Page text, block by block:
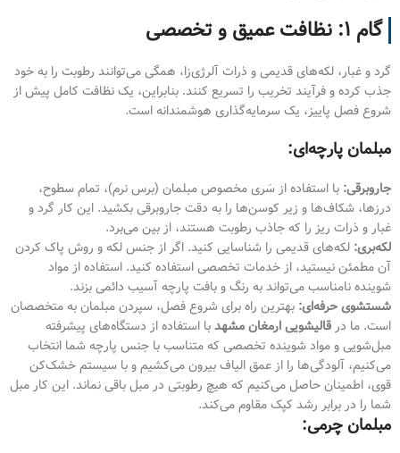
گام ۱: نظافت عمیق و تخصصی
گرد و غبار، لکه‌های قدیمی و ذرات آلرژی‌زا، همگی می‌توانند رطوبت را به خود
جذب کرده و فرآیند تخریب را تسریع کنند. بنابراین، یک نظافت کامل پیش از
شروع فصل پاییز، یک سرمایه‌گذاری هوشمندانه است.
مبلمان پارچه‌ای:
جاروبرقی: با استفاده از سَری مخصوص مبلمان (برس نرم)، تمام سطوح،
درزها، شکاف‌ها و زیر کوسن‌ها را به دقت جاروبرقی بکشید. این کار گرد و
غبار و ذرات ریز را که جاذب رطوبت هستند، از بین می‌برد.
لکه‌بری: لکه‌های قدیمی را شناسایی کنید. اگر از جنس لکه و روش پاک کردن
آن مطمئن نیستید، از خدمات تخصصی استفاده کنید. استفاده از مواد
شوینده نامناسب می‌تواند به رنگ و بافت پارچه آسیب دائمی بزند.
شستشوی حرفه‌ای: بهترین راه برای شروع فصل، سپردن مبلمان به متخصصان
است. ما در قالیشویی ارمغان مشهدبا استفاده از دستگاه‌های پیشرفته
مبل‌شویی و مواد شوینده تخصصی که متناسب با جنس پارچه شما انتخاب
می‌کنیم، آلودگی‌ها را از عمق الیاف بیرون می‌کشیم و با سیستم خشک‌کن
قوی، اطمینان حاصل می‌کنیم که هیچ رطوبتی در مبل باقی نماند. این کار مبل
شما را در برابر رشد کپک مقاوم می‌کند.
مبلمان چرمی: